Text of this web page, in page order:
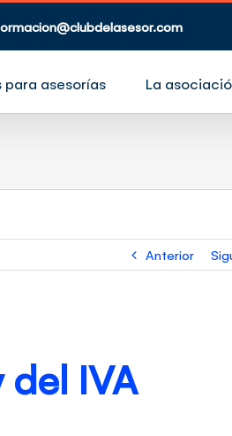
para asesorías La
Anterior
del IVA